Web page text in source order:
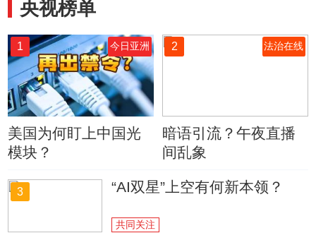
央视榜单
1 今日亚洲
美国为何盯上中国光
模块？
2 法治在线
暗语引流？午夜直播
间乱象
3 “AI双星”上空有何新本领？
共同关注